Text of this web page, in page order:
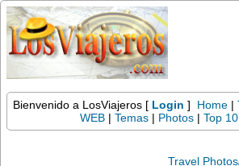
Bienvenido a LosViajeros [ Login ] Home |
WEB| Temas| Photos | Top 10
Travel